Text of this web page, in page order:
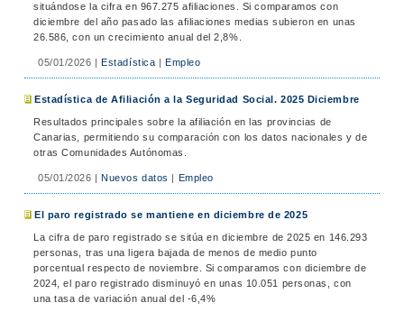
situándose la cifra en 967.275 afiliaciones. Si comparamos con
diciembre del año pasado las afiliaciones medias subieron en unas
26.586, con un crecimiento anual del 2,8%.
05/01/2026 |Estadística | Empleo
Estadística de Afiliación a la Seguridad Social. 2025 Diciembre
Resultados principales sobre la afiliación en las provincias de
Canarias, permitiendo su comparación con los datos nacionales y de
otras Comunidades Autónomas.
05/01/2026 |Nuevos datos | Empleo
El paro registrado se mantiene en diciembre de 2025
La cifra de paro registrado se sitúa en diciembre de 2025 en 146.293
personas, tras una ligera bajada de menos de medio punto
porcentual respecto de noviembre. Si comparamos con diciembre de
2024, el paro registrado disminuyó en unas 10.051 personas, con
una tasa de variación anual del -6,4%